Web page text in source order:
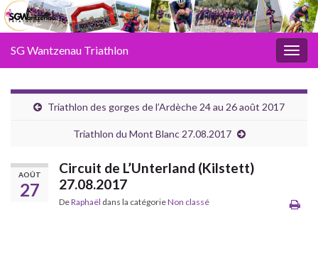
SG Wantzenau Triathlon
Triathlon des gorges de l’Ardèche 24 au 26 août 2017
Triathlon du Mont Blanc 27.08.2017
AOÛT
27
Circuit de L’Unterland (Kilstett)
27.08.2017
DeRaphaël dans la catégorieNon classé